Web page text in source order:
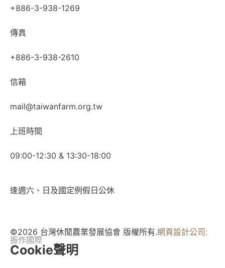
+886-3-938-1269
傳真
+886-3-938-2610
信箱
mail@taiwanfarm.org.tw
上班時間
09:00-12:30 & 13:30-18:00
逢週六、日及國定例假日公休
©2026 台灣休閒農業發展協會 版權所有.網頁設計公司:
振作國際
Cookie聲明